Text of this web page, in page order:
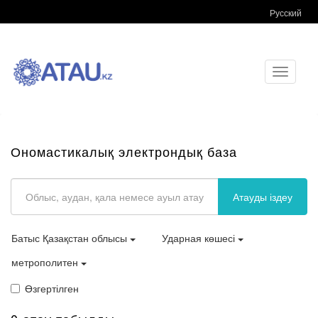
Русский
Toggle
Ономастикалық электрондық база
Атауды іздеу
Батыс Қазақстан облысы
Ударная көшесі
метрополитен
Өзгертілген